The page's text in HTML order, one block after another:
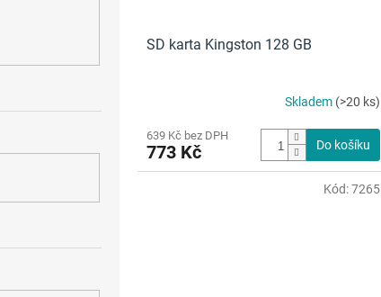
SD karta Kingston 128 GB
Skladem (>20 ks)
639 Kč bez DPH
773 Kč Do košíku
Kód:7265